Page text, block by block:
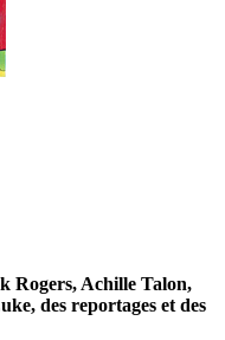
Rogers, Achille Talon,
des reportages et des